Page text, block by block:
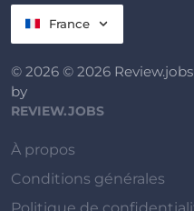
France
© 2026 © 2026
by
REVIEW.JOBS
À propos
Conditions générales